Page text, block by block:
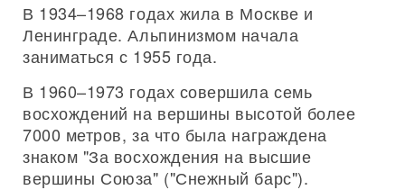
В 1934–1968 годах жила в Москве и
Ленинграде. Альпинизмом начала
заниматься с 1955 года.
В 1960–1973 годах совершила семь
восхождений на вершины высотой более
7000 метров, за что была награждена
знаком "За восхождения на высшие
вершины Союза" ("Снежный барс").